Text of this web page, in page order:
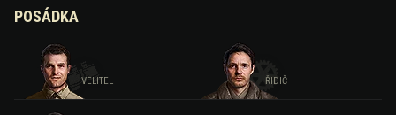
POSÁDKA
VELITEL ŘIDIČ